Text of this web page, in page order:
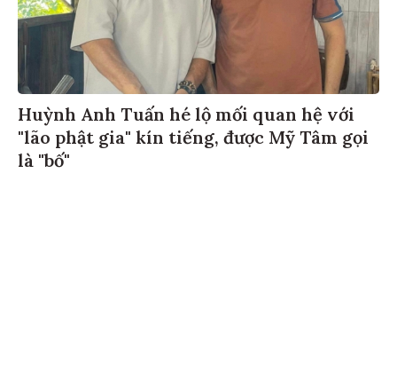
Huỳnh Anh Tuấn hé lộ mối quan hệ với
"lão phật gia" kín tiếng, được Mỹ Tâm gọi
là "bố"